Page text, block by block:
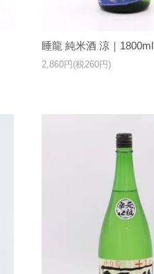
睡龍 純米酒 涼｜1800ml
2,860円(税260円)